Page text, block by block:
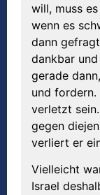
will, muss
wenn es
dann
dankbar
gerade
und fordern.
verletzt
gegen
verliert er
Vielleicht
Israel